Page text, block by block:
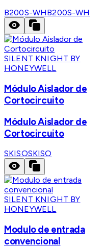
B200S-WHB200S-WH
SILENT KNIGHT BY
HONEYWELL
Módulo Aislador de
Cortocircuito
Módulo Aislador de
Cortocircuito
SKISOSKISO
SILENT KNIGHT BY
HONEYWELL
Modulo de entrada
convencional